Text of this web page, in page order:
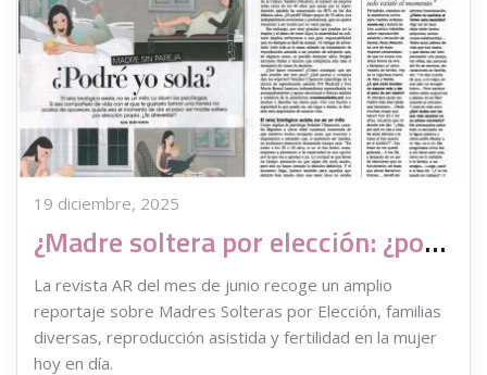
19 diciembre, 2025
¿Madre soltera por elección: ¿podré yo sola?
La revista AR del mes de junio recoge un amplio
reportaje sobre Madres Solteras por Elección, familias
diversas, reproducción asistida y fertilidad en la mujer
hoy en día.